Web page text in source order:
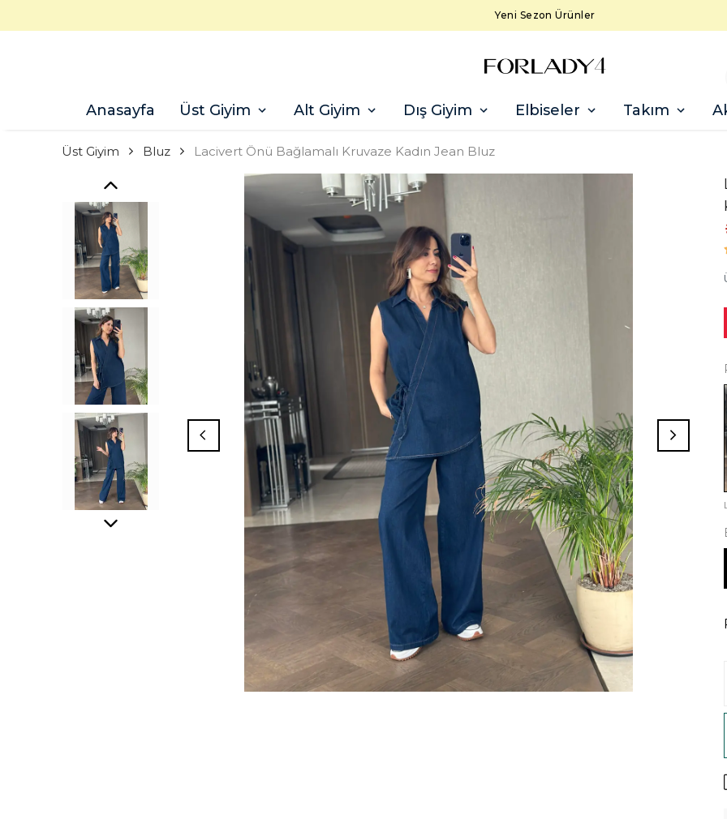
Yeni Sezon Ürünler
Anasayfa Üst Giyim Alt Giyim Dış Giyim Elbiseler Takım
Üst Giyim Bluz Lacivert Önü Bağlamalı Kruvaze Kadın Jean Bluz